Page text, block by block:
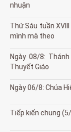
nhuận
Thứ Sáu tuần
mình mà theo
Ngày 08/8:
Thuyết Giáo
Ngày 06/8: Chúa
Tiếp kiến chung